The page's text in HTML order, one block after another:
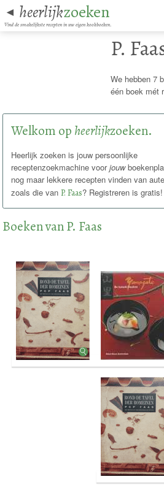
◄ heerlijkzoeken
Vind de smakelijkste recepten in uw eigen kookboeken.
P.
We hebben 7
één boek mét
Welkom op heerlijkzoeken.
Heerlijk zoeken is jouw persoonlijke
receptenzoekmachine voorjouw
nog maar lekkere recepten vinden van
zoals die van P. Faas? Registreren is gratis!
Boeken van P. Faas